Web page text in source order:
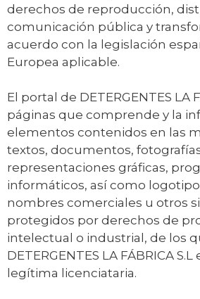
derechos de reproducción,
comunicación pública y
acuerdo con la legislación
Europea aplicable.
El portal de DETERGENTES LA
páginas que comprende y la
elementos contenidos en las
textos, documentos,
representaciones gráficas,
informáticos, así como
nombres comerciales u otros
protegidos por derechos de
intelectual o industrial, de los
DETERGENTES LA FÁBRICA
legítima licenciataria.